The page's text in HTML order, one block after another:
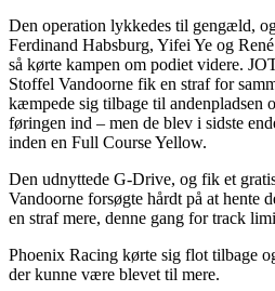
Den operation lykkedes til gengæld,
Ferdinand Habsburg, Yifei Ye og
så kørte kampen om podiet videre.
Stoffel Vandoorne fik en straf for
kæmpede sig tilbage til andenpladsen
føringen ind – men de blev i sidste
inden en Full Course Yellow.
Den udnyttede G-Drive, og fik et
Vandoorne forsøgte hårdt på at hente
en straf mere, denne gang for track
Phoenix Racing kørte sig flot tilbage
der kunne være blevet til mere.